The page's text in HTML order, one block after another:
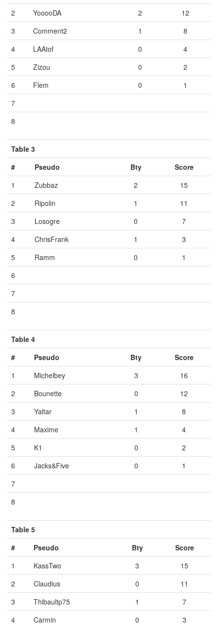
2
YooooDA 2
12
3
Comment2 1
8
4
LAAtof 0
4
5
Zizou 0
2
6
Flem 0
1
7
8
Table 3
#
Pseudo Bty
Score
1
Zubbaz 2
15
2
Ripolin 1
11
3
Losogre 0
7
4
ChrisFrank 1
3
5
Ramm 0
1
6
7
8
Table 4
#
Pseudo Bty
Score
1
Michelbey 3
16
2
Bounette 0
12
3
Yaltar 1
8
4
Maxime 1
4
5
K1 0
2
6
Jacks&Five 0
1
7
8
Table 5
#
Pseudo Bty
Score
1
KassTwo 3
15
2
Claudius 0
11
3
Thibaultp75 1
7
4
Carmin 0 3